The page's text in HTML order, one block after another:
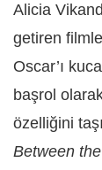
Alicia
getiren
Oscar’ı
başrol
özelliğini
Between